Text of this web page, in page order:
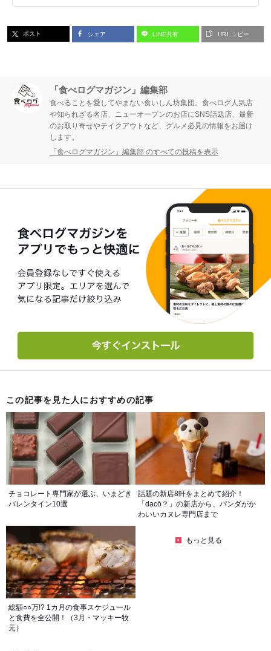
ポスト シェア LINE共有 URLコピー
「食べログマガジン」編集部
食べることを愛してやまない食いしん坊集団。食べログ人気店
や知られざる名店、ニューオープンのお店にSNS話題店、最新
のお取り寄せやテイクアウトなど、グルメ必見の情報をお届け
します。
「食べログマガジン」編集部 のすべての投稿を表示
この記事を見た人におすすめの記事
チョコレート専門家が選ぶ、いまどき
バレンタイン10選
話題の新店8軒をまとめて紹介！
「dacō？」の新店から、パンダがか
わいいカヌレ専門店まで
総額○○万!? 1カ月の食事スケジュール
と食費を全公開！（3月・マッキー牧
元）
もっと見る